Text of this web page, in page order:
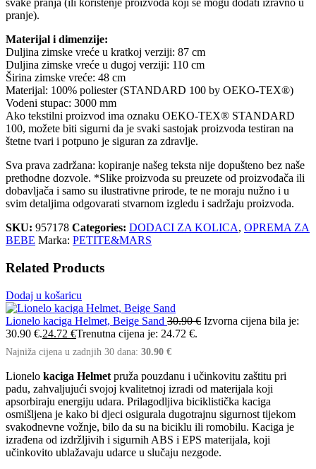
svake pranja (ili korištenje proizvoda koji se mogu dodati izravno u
pranje).
Materijal i dimenzije:
Duljina zimske vreće u kratkoj verziji: 87 cm
Duljina zimske vreće u dugoj verziji: 110 cm
Širina zimske vreće: 48 cm
Materijal: 100% poliester (STANDARD 100 by OEKO-TEX®)
Vodeni stupac: 3000 mm
Ako tekstilni proizvod ima oznaku OEKO-TEX® STANDARD
100, možete biti sigurni da je svaki sastojak proizvoda testiran na
štetne tvari i potpuno je siguran za zdravlje.
Sva prava zadržana: kopiranje našeg teksta nije dopušteno bez naše
prethodne dozvole. *Slike proizvoda su preuzete od proizvođača ili
dobavljača i samo su ilustrativne prirode, te ne moraju nužno i u
svim detaljima odgovarati stvarnom izgledu i sadržaju proizvoda.
SKU: 957178 Categories: DODACI ZA KOLICA, OPREMA ZA
BEBE Marka: PETITE&MARS
Related Products
Dodaj u košaricu
Lionelo kaciga Helmet, Beige Sand 30.90€ Izvorna cijena bila je:
30.90 €.24.72 €Trenutna cijena je: 24.72 €.
Najniža cijena u zadnjih 30 dana: 30.90 €
Lionelo kaciga Helmet pruža pouzdanu i učinkovitu zaštitu pri
padu, zahvaljujući svojoj kvalitetnoj izradi od materijala koji
apsorbiraju energiju udara. Prilagodljiva biciklistička kaciga
osmišljena je kako bi djeci osigurala dugotrajnu sigurnost tijekom
svakodnevne vožnje, bilo da su na biciklu ili romobilu. Kaciga je
izrađena od izdržljivih i sigurnih ABS i EPS materijala, koji
učinkovito ublažavaju udarce u slučaju nezgode.